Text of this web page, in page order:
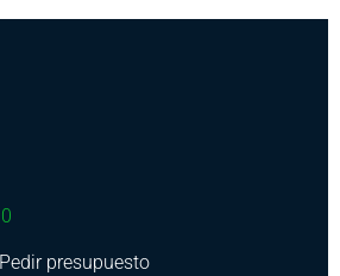
Pedir presupuesto